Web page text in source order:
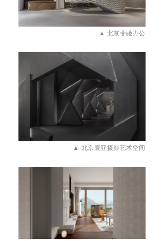
▲ 北京斐驰办公
▲ 北京寰亚摄影艺术空间